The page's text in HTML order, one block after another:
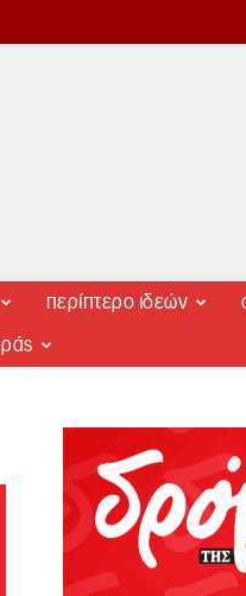
περίπτερο ιδεών